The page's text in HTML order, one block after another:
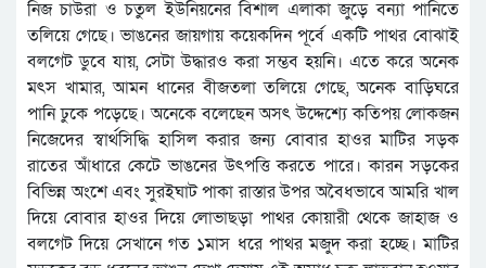
নিজ চাউরা ও চতুল ইউনিয়নের বিশাল এলাকা জুড়ে বন্যা পানিতে
তলিয়ে গেছে। ভাঙনের জায়গায় কয়েকদিন পূর্বে একটি পাথর বোঝাই
বলগেট ডুবে যায়, সেটা উদ্ধারও করা সম্ভব হয়নি। এতে করে অনেক
মৎস খামার, আমন ধানের বীজতলা তলিয়ে গেছে, অনেক বাড়িঘরে
পানি ঢুকে পড়েছে। অনেকে বলেছেন অসৎ উদ্দেশ্যে কতিপয় লোকজন
নিজেদের স্বার্থসিদ্ধি হাসিল করার জন্য বোবার হাওর মাটির সড়ক
রাতের আঁধারে কেটে ভাঙনের উৎপত্তি করতে পারে। কারন সড়কের
বিভিন্ন অংশে এবং সুরইঘাট পাকা রাস্তার উপর অবৈধভাবে আমরি খাল
দিয়ে বোবার হাওর দিয়ে লোভাছড়া পাথর কোয়ারী থেকে জাহাজ ও
বলগেট দিয়ে সেখানে গত ১মাস ধরে পাথর মজুদ করা হচ্ছে। মাটির